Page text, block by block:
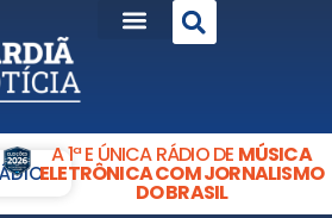
A 1ª E ÚNICA RÁDIO DE MÚSICA
ELETRÔNICA COM JORNALISMO
DO BRASIL